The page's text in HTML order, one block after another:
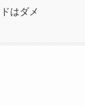
はダメ